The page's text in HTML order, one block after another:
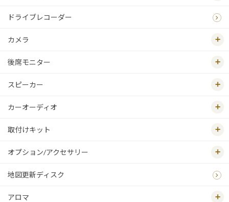
ドライブレコーダー
カメラ
後席モニター
スピーカー
カーオーディオ
取付けキット
オプション/アクセサリー
地図更新ディスク
アロマ